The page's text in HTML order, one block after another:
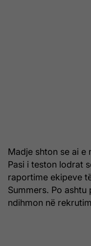
Madje shton se ai e
Pasi i teston lodrat
raportime ekipeve
Summers. Po
ndihmon në